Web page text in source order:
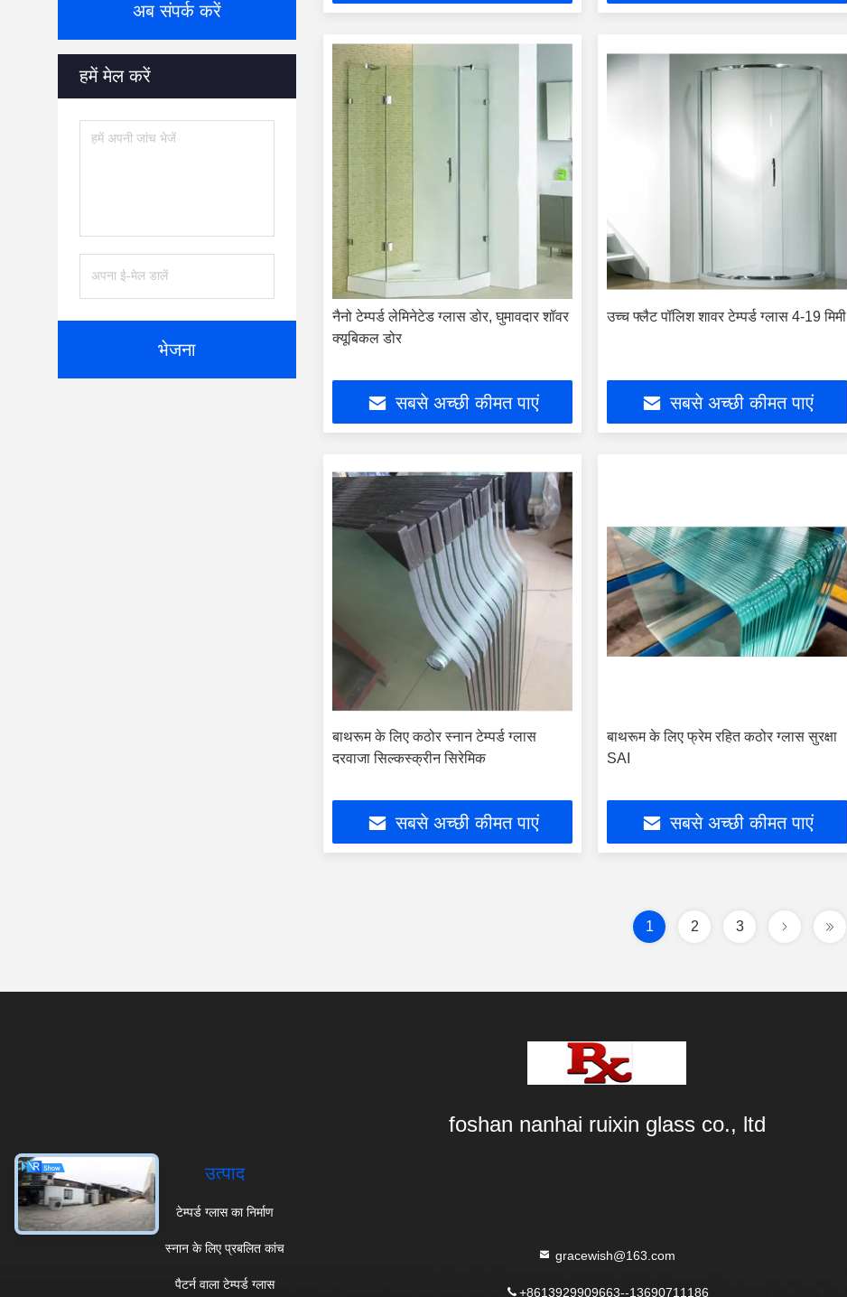
अब संपर्क करें
हमें मेल करें
भेजना
नैनो टेम्पर्ड लेमिनेटेड ग्लास डोर, घुमावदार शॉवर
क्यूबिकल डोर
सबसे अच्छी कीमत पाएं
उच्च फ्लैट पॉलिश शावर टेम्पर्ड ग्लास 4-19 मिमी
सबसे अच्छी कीमत पाएं
बाथरूम के लिए कठोर स्नान टेम्पर्ड ग्लास
दरवाजा सिल्कस्क्रीन सिरेमिक
सबसे अच्छी कीमत पाएं
बाथरूम के लिए फ्रेम रहित कठोर ग्लास सुरक्षा
SAI
सबसे अच्छी कीमत पाएं
1 2 3
foshan nanhai ruixin glass co., ltd
उत्पाद
टेम्पर्ड ग्लास का निर्माण
स्नान के लिए प्रबलित कांच
पैटर्न वाला टेम्पर्ड ग्लास
gracewish@163.com
+8613929909663--13690711186